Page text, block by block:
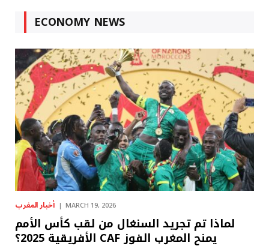
ECONOMY NEWS
أخبار المغرب MARCH 19, 2026
لماذا تم تجريد السنغال من لقب كأس الأمم
الأفريقية 2025؟ CAF يمنح المغرب الفوز